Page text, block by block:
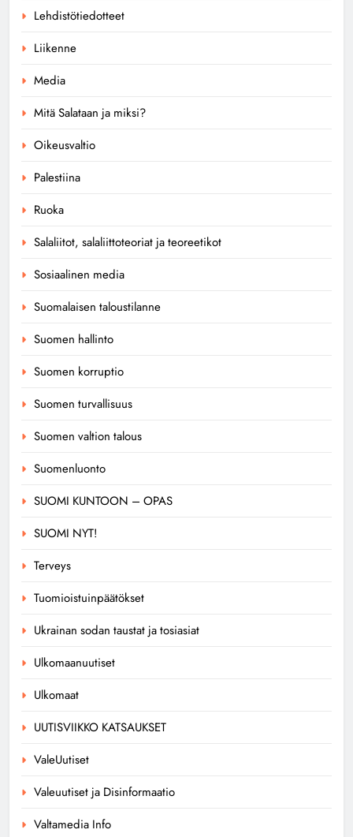
Lehdistötiedotteet
Liikenne
Media
Mitä Salataan ja miksi?
Oikeusvaltio
Palestiina
Ruoka
Salaliitot, salaliittoteoriat ja teoreetikot
Sosiaalinen media
Suomalaisen taloustilanne
Suomen hallinto
Suomen korruptio
Suomen turvallisuus
Suomen valtion talous
Suomenluonto
SUOMI KUNTOON – OPAS
SUOMI NYT!
Terveys
Tuomioistuinpäätökset
Ukrainan sodan taustat ja tosiasiat
Ulkomaanuutiset
Ulkomaat
UUTISVIIKKO KATSAUKSET
ValeUutiset
Valeuutiset ja Disinformaatio
Valtamedia Info